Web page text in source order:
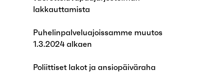
lakkauttamista
Puhelinpalveluajoissamme muutos
1.3.2024 alkaen
Poliittiset lakot ja ansiopäiväraha